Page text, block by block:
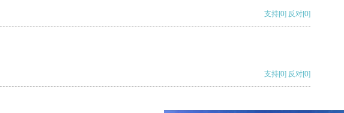
支持[0] 反对[0]
支持[0] 反对[0]